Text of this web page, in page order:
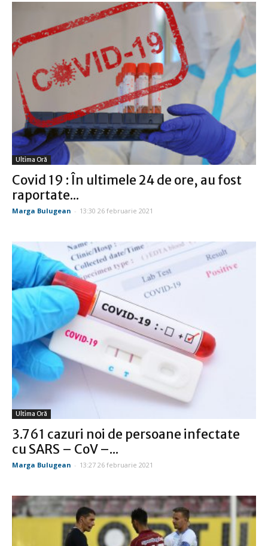
Ultima Oră
Covid 19 : În ultimele 24 de ore, au fost
raportate...
Marga Bulugean - 13:30 26 februarie 2021
Ultima Oră
3.761 cazuri noi de persoane infectate
cu SARS – CoV –...
Marga Bulugean - 13:27 26 februarie 2021